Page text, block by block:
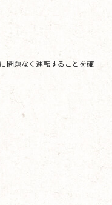
問題なく運転することを確